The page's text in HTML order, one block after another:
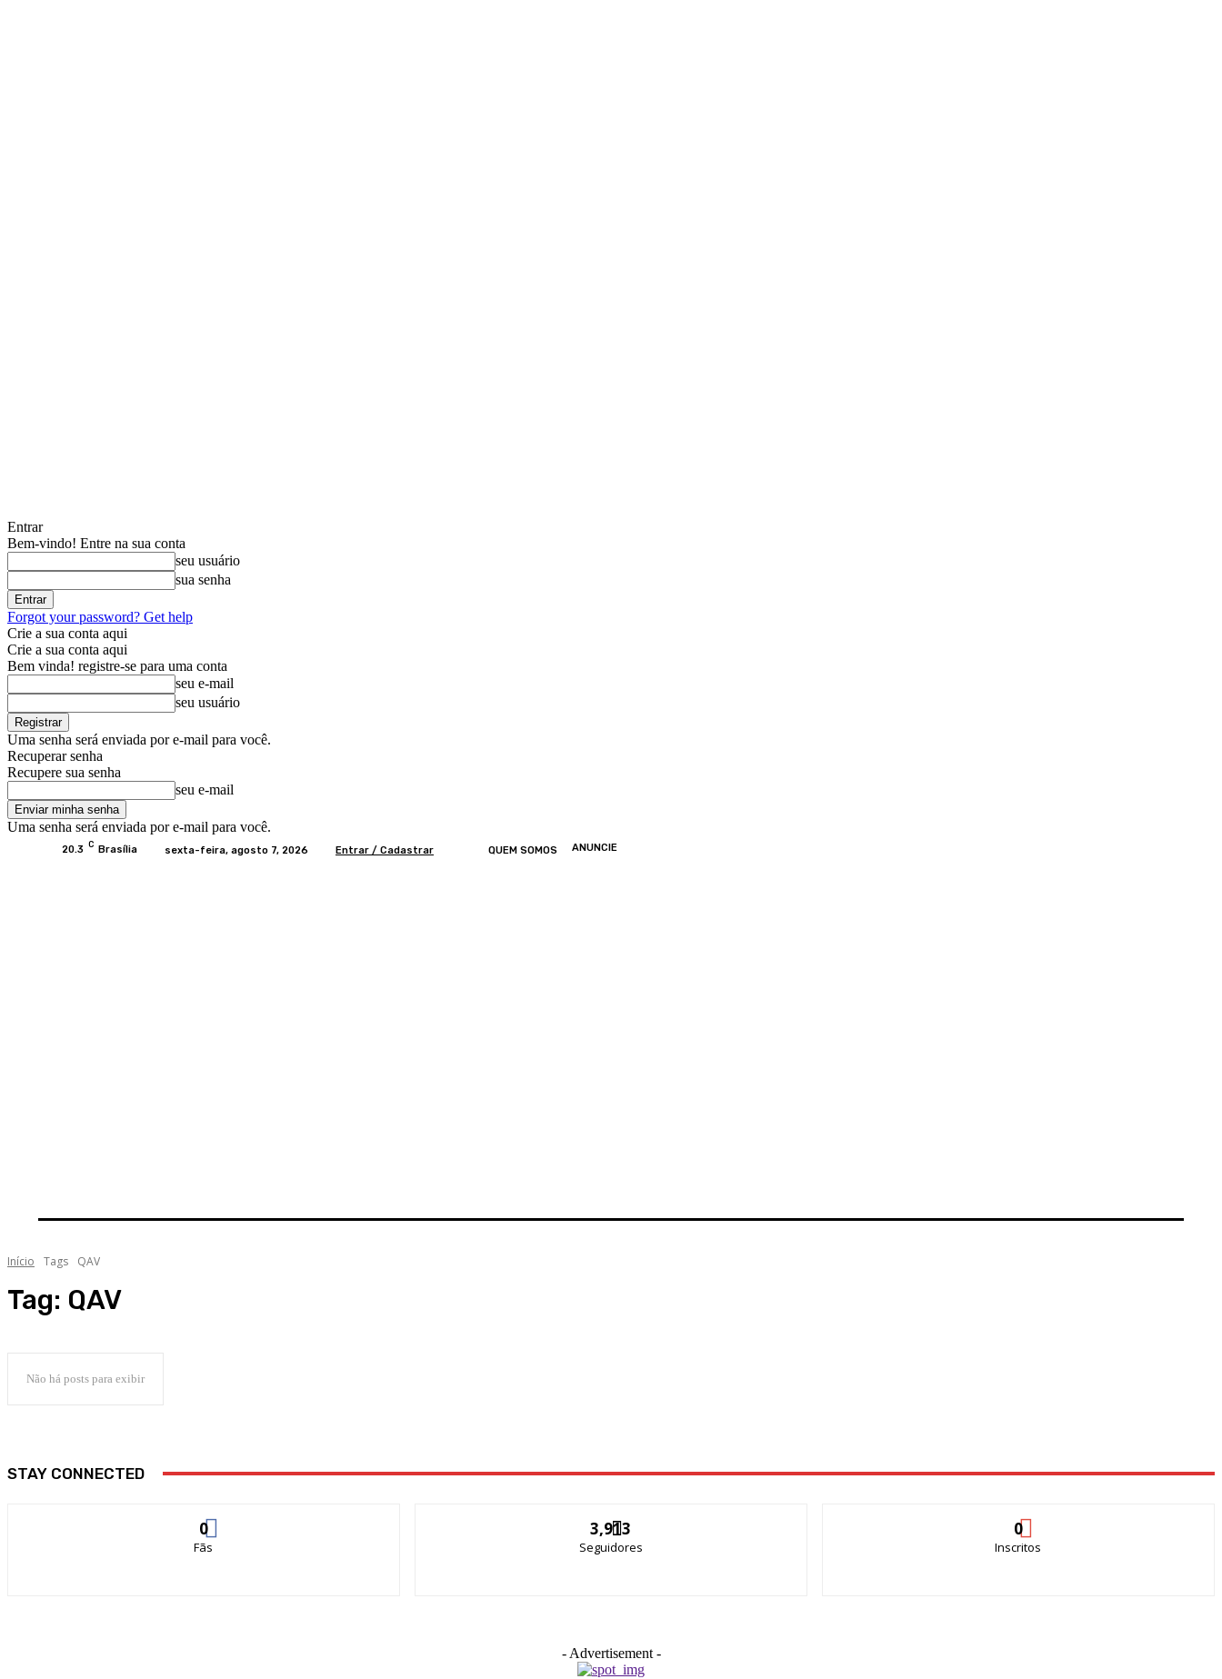
Entrar
Bem-vindo! Entre na sua conta
seu usuário
sua senha
Forgot your password? Get help
Crie a sua conta aqui
Crie a sua conta aqui
Bem vinda! registre-se para uma conta
seu e-mail
seu usuário
Uma senha será enviada por e-mail para você.
Recuperar senha
Recupere sua senha
seu e-mail
Uma senha será enviada por e-mail para você.
20.3 C Brasília sexta-feira, agosto 7, 2026 Entrar / Cadastrar QUEM SOMOS ANUNCIE
Início Tags QAV
Tag: QAV
Não há posts para exibir
STAY CONNECTED
0
Fãs
3,913
Seguidores
0
Inscritos
- Advertisement -